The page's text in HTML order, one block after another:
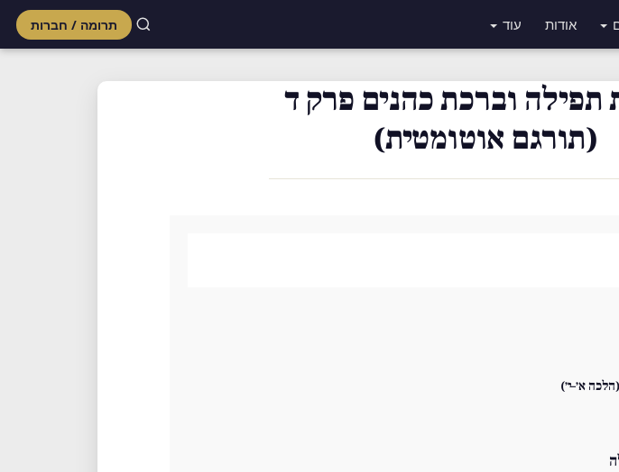
אודות עוד תרומה / חברות
תפילה וברכת כהנים פרק ד
(תורגם אוטומטית)
(הלכה א׳–י׳)